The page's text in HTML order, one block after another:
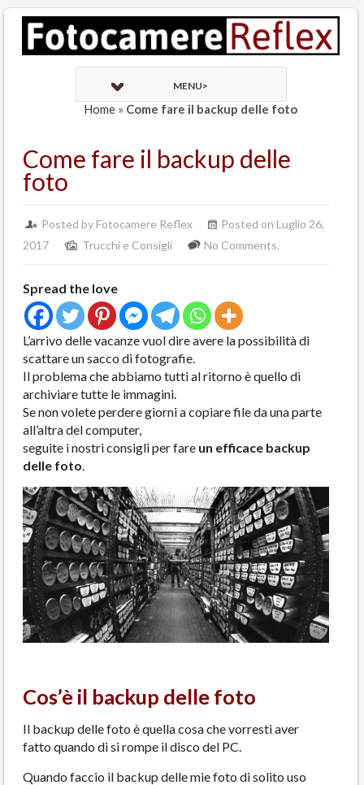
MENU>
Home» Come fare il backup delle foto
Come fare il backup delle
foto
Posted by Fotocamere Reflex
Posted on Luglio 26,
2017
Trucchi e Consigli No Comments.
Spread the love
L’arrivo delle vacanze vuol dire avere la possibilità di
scattare un sacco di fotografie.
Il problema che abbiamo tutti al ritorno è quello di
archiviare tutte le immagini.
Se non volete perdere giorni a copiare file da una parte
all’altra del computer,
seguite i nostri consigli per fare un efficace backup
delle foto
Cos’è il backup delle foto
Il backup delle foto è quella cosa che vorresti aver
fatto quando di si rompe il disco del PC.
Quando faccio il backup delle mie foto di solito uso